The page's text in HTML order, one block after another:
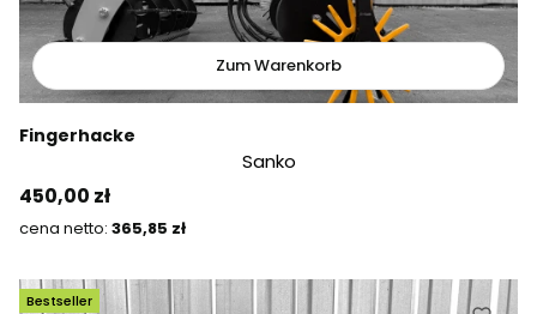
Zum Warenkorb
Fingerhacke
Sanko
Preis
450,00 zł
Preis
365,85 zł
Bestseller